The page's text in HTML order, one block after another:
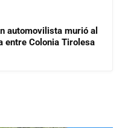
automovilista murió al
entre Colonia Tirolesa